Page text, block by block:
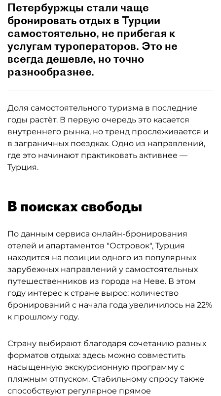
Петербуржцы стали чаще
бронировать отдых в Турции
самостоятельно, не прибегая к
услугам туроператоров. Это не
всегда дешевле, но точно
разнообразнее.
Доля самостоятельного туризма в последние
годы растёт. В первую очередь это касается
внутреннего рынка, но тренд прослеживается и
в заграничных поездках. Одно из направлений,
где это начинают практиковать активнее —
Турция.
В поисках свободы
По данным сервиса онлайн-бронирования
отелей и апартаментов "Островок", Турция
находится на позиции одного из популярных
зарубежных направлений у самостоятельных
путешественников из города на Неве. В этом
году интерес к стране вырос: количество
бронирований с начала года увеличилось на 22%
к прошлому году.
Страну выбирают благодаря сочетанию разных
форматов отдыха: здесь можно совместить
насыщенную экскурсионную программу с
пляжным отпуском. Стабильному спросу также
способствуют регулярное прямое